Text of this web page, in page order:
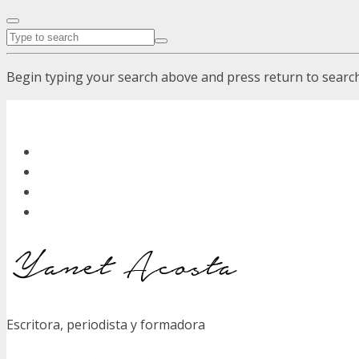
Begin typing your search above and press return to
Escritora, periodista y formadora